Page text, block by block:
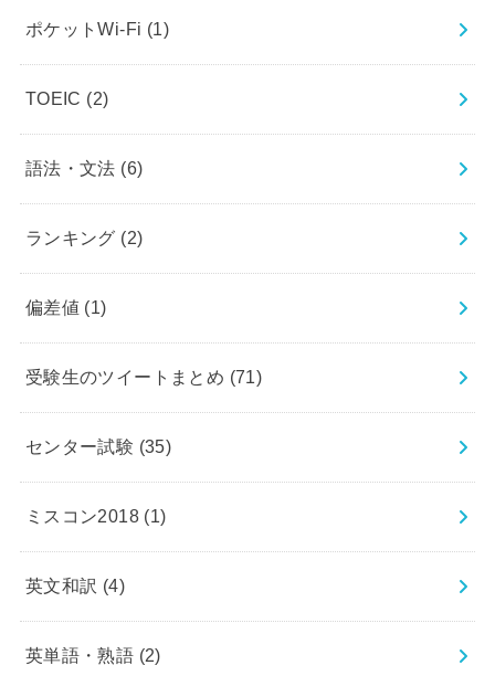
ポケットWi-Fi (1)
TOEIC (2)
語法・文法 (6)
ランキング (2)
偏差値 (1)
受験生のツイートまとめ (71)
センター試験 (35)
ミスコン2018 (1)
英文和訳 (4)
英単語・熟語 (2)